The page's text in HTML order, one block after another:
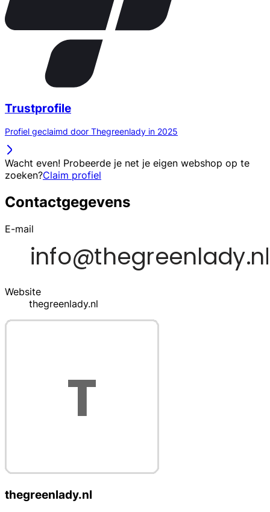
Trustprofile
Profiel geclaimd door Thegreenlady in 2025
Wacht even! Probeerde je net je eigen webshop op te
zoeken?Claim profiel
Contactgegevens
E-mail
Website
thegreenlady.nl
thegreenlady.nl